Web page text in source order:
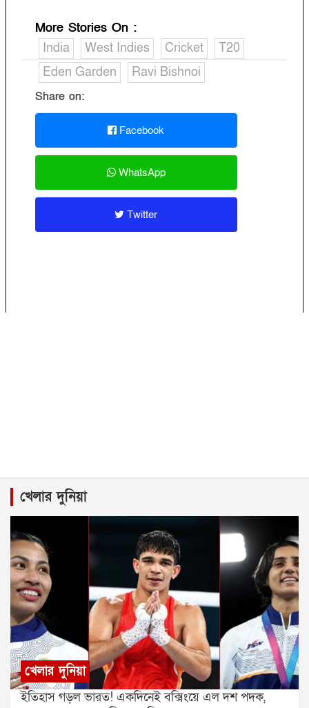
More Stories On :
India
West Indies Cricket
T20
Eden Garden
Ravi Bishnoi
Share on:
Facebook
WhatsApp
Twitter
খেলার দুনিয়া
খেলার দুনিয়া
ইতিহাস গড়ল ভারত! একদিনেই বক্সিংয়ে এল দশ পদক,